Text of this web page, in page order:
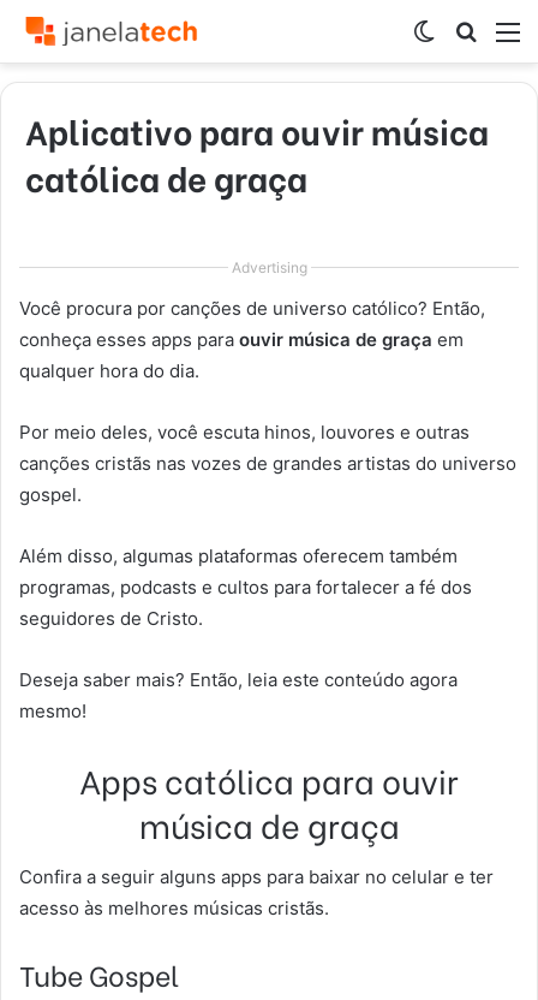
por
Switch
skin
Aplicativo para ouvir música
católica de graça
Advertising
Você procura por canções de universo católico? Então,
conheça esses apps para ouvir música de graça em
qualquer hora do dia.
Por meio deles, você escuta hinos, louvores e outras
canções cristãs nas vozes de grandes artistas do universo
gospel.
Além disso, algumas plataformas oferecem também
programas, podcasts e cultos para fortalecer a fé dos
seguidores de Cristo.
Deseja saber mais? Então, leia este conteúdo agora
mesmo!
Apps católica para ouvir
música de graça
Confira a seguir alguns apps para baixar no celular e ter
acesso às melhores músicas cristãs.
Tube Gospel